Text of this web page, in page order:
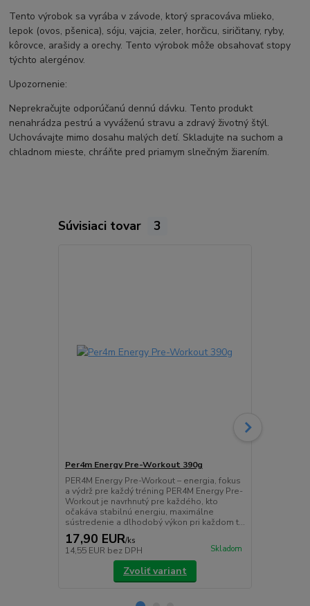
Tento výrobok sa vyrába v závode, ktorý spracováva mlieko,
lepok (ovos, pšenica), sóju, vajcia, zeler, horčicu, siričitany, ryby,
kôrovce, arašidy a orechy. Tento výrobok môže obsahovať stopy
týchto alergénov.
Upozornenie:
Neprekračujte odporúčanú dennú dávku. Tento produkt
nenahrádza pestrú a vyváženú stravu a zdravý životný štýl.
Uchovávajte mimo dosahu malých detí. Skladujte na suchom a
chladnom mieste, chráňte pred priamym slnečným žiarením.
Súvisiaci tovar 3
Per4m Energy Pre-Workout 390g
PER4M Energy Pre-Workout – energia, fokus
a výdrž pre každý tréning PER4M Energy Pre-
Workout je navrhnutý pre každého, kto
očakáva stabilnú energiu, maximálne
sústredenie a dlhodobý výkon pri každom t...
17,90 EUR/ks
14,55 EUR bez DPH Skladom
Zvoliť variant